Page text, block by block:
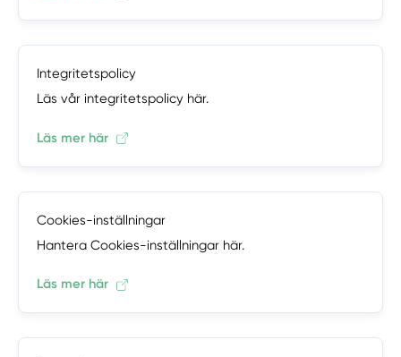
Integritetspolicy
Läs vår integritetspolicy här.
Läs mer här
Cookies-inställningar
Hantera Cookies-inställningar här.
Läs mer här